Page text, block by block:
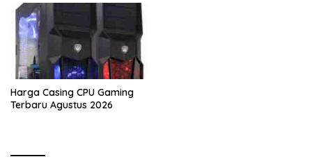
Harga Casing CPU Gaming
Terbaru Agustus 2026